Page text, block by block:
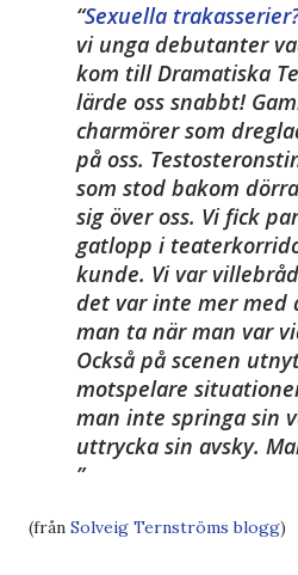
Sexuella
vi unga debutanter
kom till Dramatiska
lärde oss snabbt!
charmörer som
på oss.
som stod bakom
sig över oss. Vi fick
gatlopp i
kunde. Vi var
det var inte mer med
man ta när man var
Också på scenen
motspelare
man inte springa sin
uttrycka sin avsky.
(från Solveig Ternströms blogg)